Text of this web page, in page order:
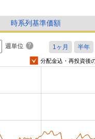
時系列基準価額
週単位
分配金込・再投資後